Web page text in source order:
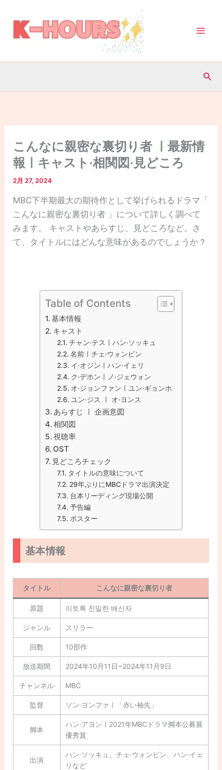
キ
プ
検
こんなに親密な裏切り者 ㅣ最新情
報ㅣキャスト·相関図·見どころ
2月 27, 2024
MBC下半期最大の期待作として挙げられるドラマ「
こんなに親密な裏切り者 」について詳しく調べて
みます。 キャストやあらすじ、見どころなど。さ
て、タイトルにはどんな意味があるのでしょうか？
Table of Contents
基本情報
キャスト
チャン·テスㅣハン·ソッキュ
名前ㅣチェ·ウォンビン
イ·オジンㅣハン·イェリ
ク·デホンㅣノ·ジェウォン
オ·ジョンファンㅣユン·ギョンホ
ユン·ジス ㅣ オ·ヨンス
あらすじ ㅣ 企画意図
相関図
視聴率
OST
見どころチェック
タイトルの意味について
29年ぶりにMBCドラマ出演決定
台本リーディング現場公開
予告編
ポスター
基本情報
タイトル こんなに親密な裏切り者
原題 이토록 친밀한 배신자
ジャンル スリラー
回数 10部作
放送期間 2024年10月11日~2024年11月9日
チャンネル MBC
監督 ソン·ヨンファㅣ「赤い袖先」
脚本
ハン·アヨンㅣ2021年MBCドラマ脚本公募展
優秀賞
出演
ハン·ソッキュ、チェ·ウォンビン、ハン·イェ
リなど